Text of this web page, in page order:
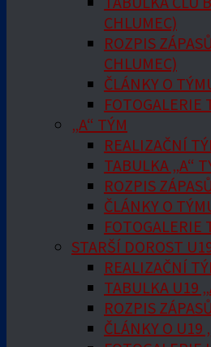
CHLUMEC)
ROZPIS
CHLUMEC)
ČLÁNKY O
FOTOGALERIE
„A“ TÝM
REALIZAČNÍ
TABULKA „A“
ROZPIS
ČLÁNKY O
FOTOGALERIE
STARŠÍ DOROST
REALIZAČNÍ
TABULKA U19
ROZPIS
ČLÁNKY O U19